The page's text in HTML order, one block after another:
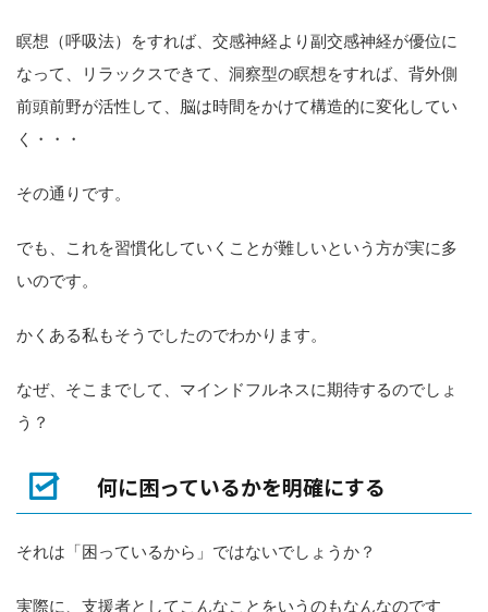
瞑想（呼吸法）をすれば、交感神経より副交感神経が優位に
なって、リラックスできて、洞察型の瞑想をすれば、背外側
前頭前野が活性して、脳は時間をかけて構造的に変化してい
く・・・
その通りです。
でも、これを習慣化していくことが難しいという方が実に多
いのです。
かくある私もそうでしたのでわかります。
なぜ、そこまでして、マインドフルネスに期待するのでしょ
う？
何に困っているかを明確にする
それは「困っているから」ではないでしょうか？
実際に、支援者としてこんなことをいうのもなんなのです